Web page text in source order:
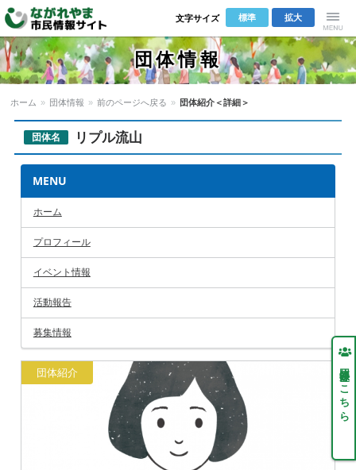
Menu
拡大
標準
文字サイズ
団体情報
ホーム » 団体情報 » 前のページへ戻る » 団体紹介＜詳細＞
団体名 リプル流山
MENU
ホーム
プロフィール
イベント情報
活動報告
募集情報
団体紹介 団体登録はこちら